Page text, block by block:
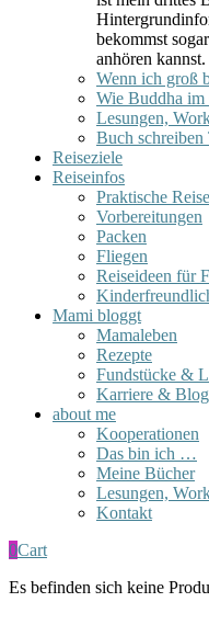
bekommst
anhören kannst.
Wenn ich groß
Wie Buddha im
Lesungen,
Buch schreiben
Reiseziele
Reiseinfos
Praktische
Vorbereitungen
Packen
Fliegen
Reiseideen für
Mami bloggt
Mamaleben
Rezepte
Fundstücke &
Karriere &
about me
Kooperationen
Das bin ich …
Meine Bücher
Lesungen,
Kontakt
0Cart
Es befinden sich keine